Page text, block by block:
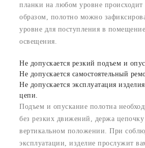
планки на любом уровне
образом, полотно можно
уровне для поступления в
освещения.
Не допускается резкий подъем и
Не допускается самостоятельный
Не допускается эксплуатация
цепи.
Подъем и опускание полотна
без резких движений, держа цепочку
вертикальном положении. При
эксплуатации, изделие прослужит